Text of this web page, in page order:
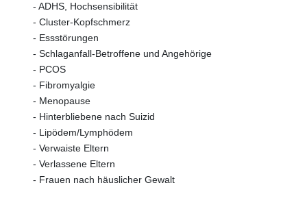
- ADHS, Hochsensibilität
- Cluster-Kopfschmerz
- Essstörungen
- Schlaganfall-Betroffene und Angehörige
- PCOS
- Fibromyalgie
- Menopause
- Hinterbliebene nach Suizid
- Lipödem/Lymphödem
- Verwaiste Eltern
- Verlassene Eltern
- Frauen nach häuslicher Gewalt